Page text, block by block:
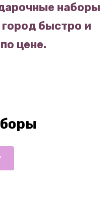
наборы
быстро и
цене.